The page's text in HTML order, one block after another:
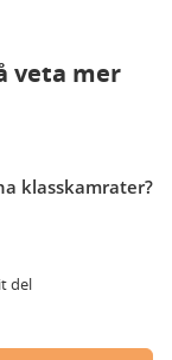
veta mer
klasskamrater?
del